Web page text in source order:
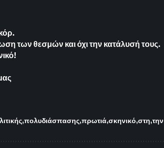
των θεσμών και όχι την κατάλυσή τους.
πολυδιάσπασης πρωτιά σκηνικό στη την